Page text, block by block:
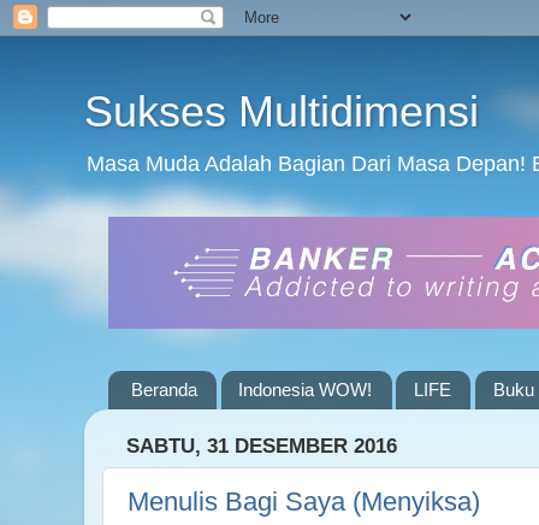
Sukses Multidimensi
Masa Muda Adalah Bagian Dari Masa Depan!
Beranda Indonesia WOW! LIFE Buku
SABTU, 31 DESEMBER 2016
Menulis Bagi Saya (Menyiksa)